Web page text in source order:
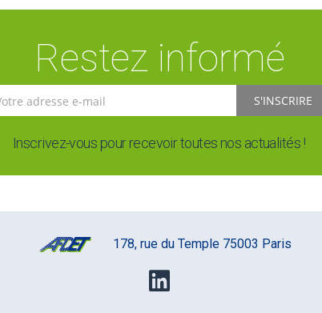
Restez informé
S'INSCRIRE
Inscrivez-vous pour recevoir toutes nos actualités !
178, rue du Temple 75003 Paris